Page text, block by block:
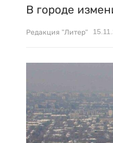
В городе
Редакция "Литер"